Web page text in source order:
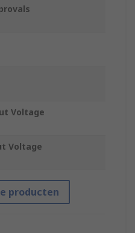
Voltage
Voltage
producten